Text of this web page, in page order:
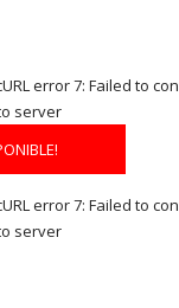
error 7: Failed to
server
error 7: Failed to
server